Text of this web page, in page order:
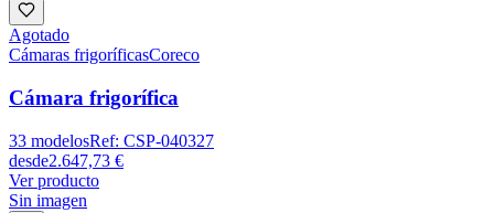
Agotado
Cámaras frigoríficasCoreco
Cámara frigorífica
33 modelosRef: CSP-040327
desde2.647,73 €
Ver producto
Sin imagen